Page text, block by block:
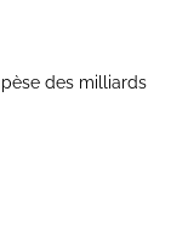
pèse des milliards